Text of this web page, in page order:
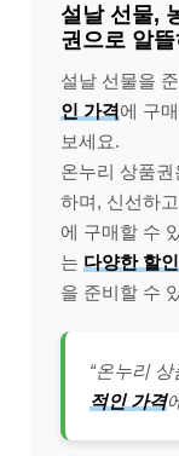
설날 선물,
권으로 알
설날 선물을
인 가격에 구
보세요.
온누리 상품권
하며, 신선하
에 구매할 수
는 다양한 할
을 준비할 수
“온누리
적인 가격